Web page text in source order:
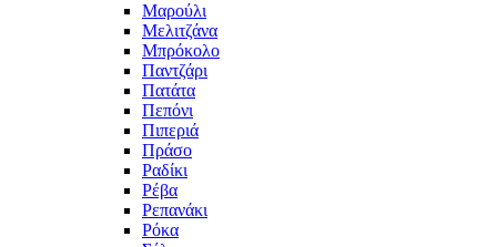
Μαρούλι
Μελιτζάνα
Μπρόκολο
Παντζάρι
Πατάτα
Πεπόνι
Πιπεριά
Πράσο
Ραδίκι
Ρέβα
Ρεπανάκι
Ρόκα